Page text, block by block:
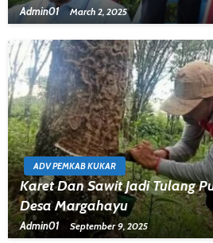
Admin01 March 2, 2025
ADV PEMKAB KUKAR
Karet Dan Sawit Jadi Tulang
Desa Margahayu
Admin01 September 9, 2025